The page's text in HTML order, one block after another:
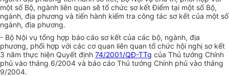
một số Bộ, ngành liên quan sẽ tổ chức sơ kết Điểm tại một số Bộ,
ngành, địa phương và tiến hành kiểm tra công tác sơ kết của một số
ngành, địa phương.
- Bộ Nội vụ tổng hợp báo cáo sơ kết của các bộ, ngành, địa
phương, phối hợp với các cơ quan liên quan tổ chức hội nghị sơ kết
3 năm thực hiện Quyết định 74/2001/QĐ-TTg của Thủ tướng Chính
phủ vào tháng 6/2004 và báo cáo Thủ tướng Chính phủ vào tháng
9/2004.